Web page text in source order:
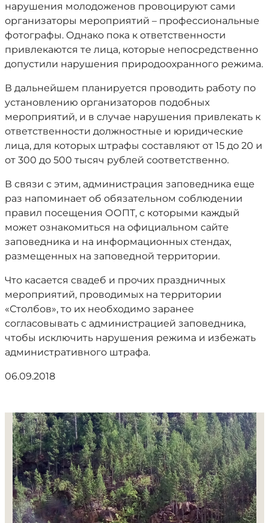
нарушения молодоженов провоцируют сами
организаторы мероприятий – профессиональные
фотографы. Однако пока к ответственности
привлекаются те лица, которые непосредственно
допустили нарушения природоохранного режима.
В дальнейшем планируется проводить работу по
установлению организаторов подобных
мероприятий, и в случае нарушения привлекать к
ответственности должностные и юридические
лица, для которых штрафы составляют от 15 до 20 и
от 300 до 500 тысяч рублей соответственно.
В связи с этим, администрация заповедника еще
раз напоминает об обязательном соблюдении
правил посещения ООПТ, с которыми каждый
может ознакомиться на официальном сайте
заповедника и на информационных стендах,
размещенных на заповедной территории.
Что касается свадеб и прочих праздничных
мероприятий, проводимых на территории
«Столбов», то их необходимо заранее
согласовывать с администрацией заповедника,
чтобы исключить нарушения режима и избежать
административного штрафа.
06.09.2018